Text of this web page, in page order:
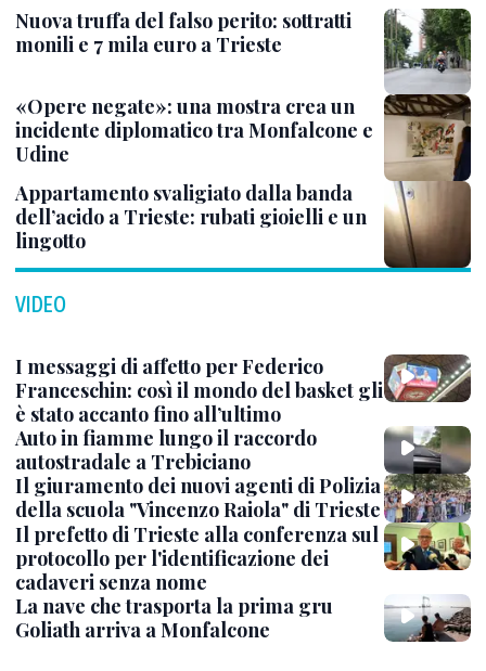
Nuova truffa del falso perito: sottratti
monili e 7 mila euro a Trieste
«Opere negate»: una mostra crea un
incidente diplomatico tra Monfalcone e
Udine
Appartamento svaligiato dalla banda
dell’acido a Trieste: rubati gioielli e un
lingotto
VIDEO
I messaggi di affetto per Federico
Franceschin: così il mondo del basket gli
è stato accanto fino all’ultimo
Auto in fiamme lungo il raccordo
autostradale a Trebiciano
Il giuramento dei nuovi agenti di Polizia
della scuola "Vincenzo Raiola" di Trieste
Il prefetto di Trieste alla conferenza sul
protocollo per l'identificazione dei
cadaveri senza nome
La nave che trasporta la prima gru
Goliath arriva a Monfalcone